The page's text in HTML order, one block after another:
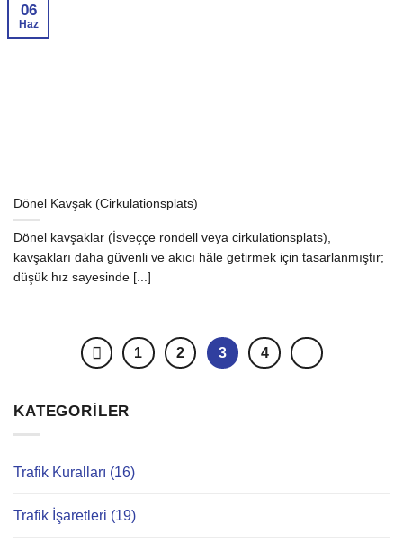
KATEGORILER
Trafik Kuralları (16)
Trafik İşaretleri (19)
Dönel Kavşak (Cirkulationsplats)
Dönel kavşaklar (İsveççe rondell veya cirkulationsplats),
kavşakları daha güvenli ve akıcı hâle getirmek için tasarlanmıştır;
düşük hız sayesinde [...]
06
Haz
1 2 3 4